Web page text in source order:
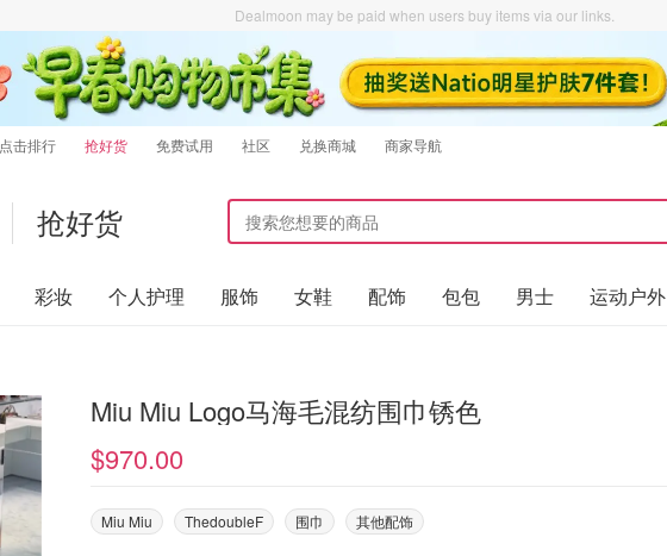
Dealmoon may be paid when users buy items via our links.
点击排行 抢好货 免费试用 社区 兑换商城 商家导航
抢好货
彩妆 个人护理 服饰 女鞋 配饰 包包 男士 运动户外
Miu Miu Logo马海毛混纺围巾锈色
$970.00
Miu Miu ThedoubleF 围巾 其他配饰